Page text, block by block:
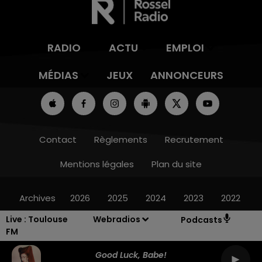
Live : Toulouse
FM
Webradios Podcasts
Good Luck, Babe!
RADIO ACTU
EMPLOI
MÉDIAS
JEUX ANNONCEURS
Contact Règlements
Recrutement
Mentions légales
Plan du site
Archives 2026 2025 2024 2023 2022